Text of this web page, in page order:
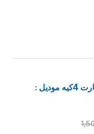
شاشة جنرال دان 58 سمارت 4كيه موديل :